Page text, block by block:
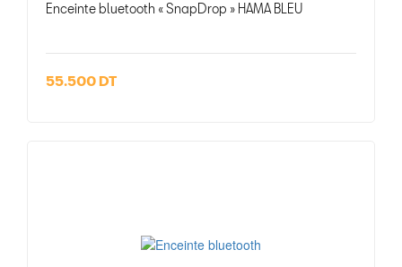
Enceinte bluetooth « SnapDrop » HAMA BLEU
55.500 DT